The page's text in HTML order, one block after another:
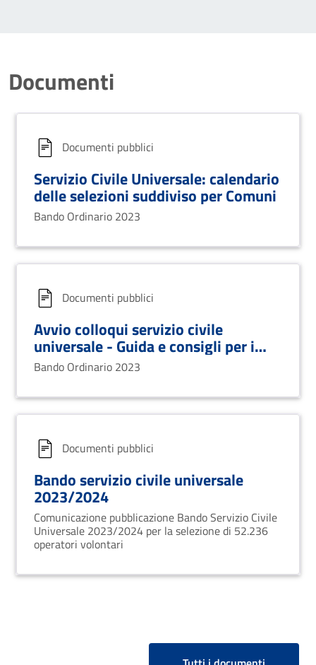
Documenti
Documenti pubblici
Servizio Civile Universale: calendario
delle selezioni suddiviso per Comuni
Bando Ordinario 2023
Documenti pubblici
Avvio colloqui servizio civile
universale - Guida e consigli per i
candidati
Bando Ordinario 2023
Documenti pubblici
Bando servizio civile universale
2023/2024
Comunicazione pubblicazione Bando Servizio Civile
Universale 2023/2024 per la selezione di 52.236
operatori volontari